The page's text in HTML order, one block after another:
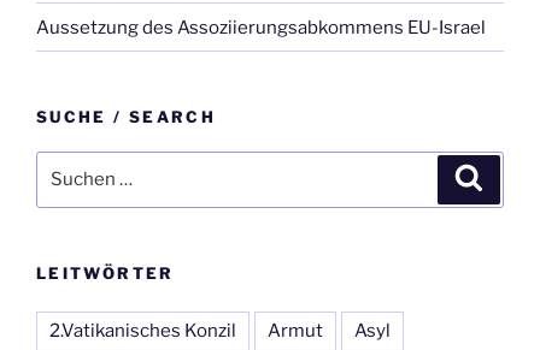
Aussetzung des Assoziierungsabkommens EU-Israel
SUCHE / SEARCH
nach:
LEITWÖRTER
2.Vatikanisches Konzil Armut Asyl